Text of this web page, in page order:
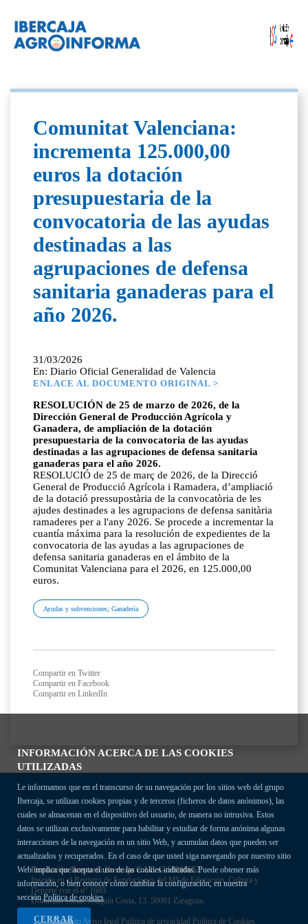
INFORMACIÓN ACERCA DE LAS COOKIES
UTILIZADAS
Le informamos que en el transcurso de su navegación por los sitios web del grupo
Ibercaja, se utilizan cookies propias y de terceros (ficheros de datos anónimos), las
cuales se almacenan en el dispositivo del usuario, de manera no intrusiva. Estos
datos se utilizan exclusivamente para habilitar y estudiar de forma anónima algunas
interacciones de la navegación en un sitio Web, y acumulan datos que pueden ser
actualizados y recuperados. En el caso de que usted siga navegando por nuestro sitio
Web implica que acepta el uso de las cookies indicadas. Puede obtener más
información, o bien conocer cómo cambiar la configuración, en nuestra
secciónPolítica de cookies
CERRAR
Comunitat Valenciana:
incrementa 125.000,00
euros la dotación
presupuestaria de la
convocatoria de las ayudas
destinadas a las
agrupaciones de defensa
sanitaria ganaderas para el
año 2026.
31/03/2026
En: Diario Oficial Generalidad de Valencia
ENLACE AL DOCUMENTO ORIGINAL >
RESOLUCIÓN de 25 de marzo de 2026, de la
Dirección General de Producción Agrícola y
Ganadera, de ampliación de la dotación
presupuestaria de la convocatoria de las ayudas
destinadas a las agrupaciones de defensa sanitaria
ganaderas para el año 2026.
RESOLUCIÓ de 25 de març de 2026, de la Direcció
General de Producció Agrícola i Ramadera, d’ampliació
de la dotació pressupostària de la convocatòria de les
ajudes destinades a les agrupacions de defensa sanitària
ramaderes per a l'any 2026. Se procede a incrementar la
cuantía máxima para la resolución de expedientes de la
convocatoria de las ayudas a las agrupaciones de
defensa sanitaria ganaderas en el ámbito de la
Comunitat Valenciana para el 2026, en 125.000,00
euros.
Ayudas y subvenciones; Ganadería
Compartir en Twitter
Compartir en Facebook
Compartir en LinkedIn
Fundación Bancaria Ibercaja C.I.F. G-50000652.
Inscrita en el Registro de Fundaciones del Mº de Educación, Cultura y
Deporte con el nº 1689.
Domicilio social: Joaquín Costa, 13. 50001 Zaragoza.
ContactoAviso legal Política de privacidad Política de Cookies